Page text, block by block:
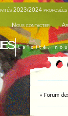
2023/2024 proposées
Nous contacter
Laïcité,
« Forum